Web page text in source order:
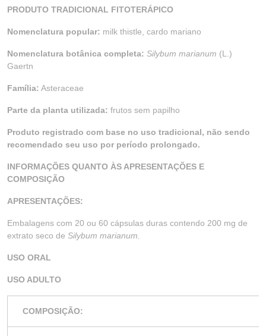
PRODUTO TRADICIONAL FITOTERÁPICO
Nomenclatura popular: milk thistle, cardo mariano
Nomenclatura botânica completa: Silybum marianum (L.)
Gaertn
Família: Asteraceae
Parte da planta utilizada: frutos sem papilho
Produto registrado com base no uso tradicional, não sendo
recomendado seu uso por período prolongado.
INFORMAÇÕES QUANTO ÀS APRESENTAÇÕES E
COMPOSIÇÃO
APRESENTAÇÕES:
Embalagens com 20 ou 60 cápsulas duras contendo 200 mg de
extrato seco de Silybum marianum.
USO ORAL
USO ADULTO
COMPOSIÇÃO: